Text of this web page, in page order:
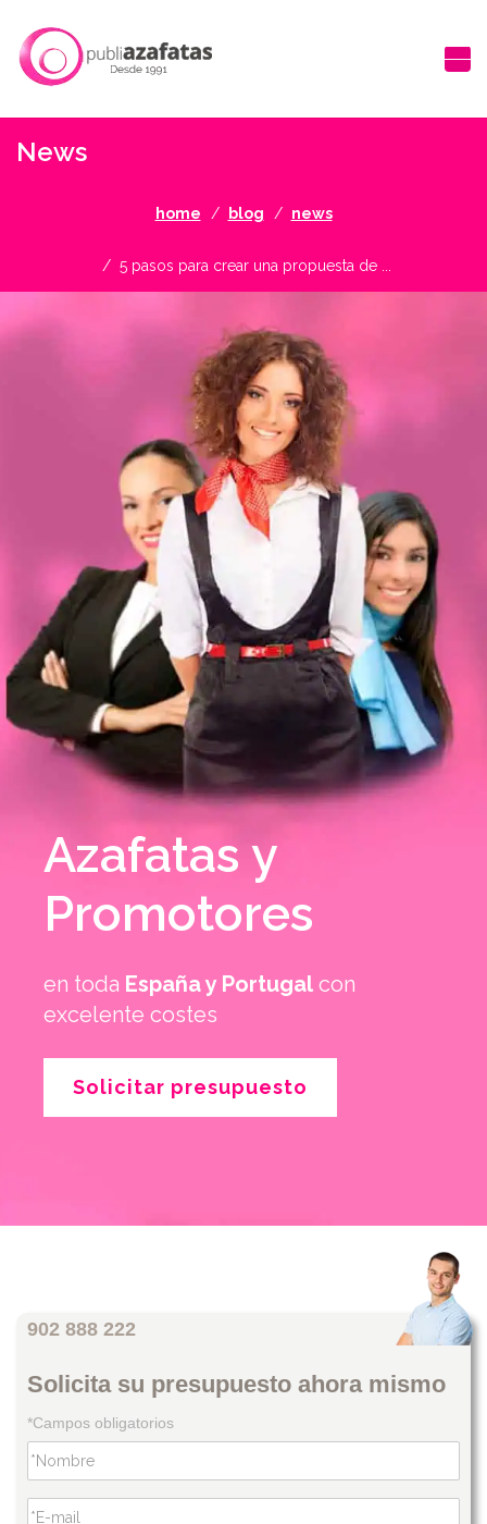
News
home blog news
5 pasos para crear una propuesta de ...
Azafatas y
Promotores
en toda España y Portugal con
excelente costes
Solicitar presupuesto
902 888 222
Solicita su presupuesto ahora mismo
*Campos obligatorios